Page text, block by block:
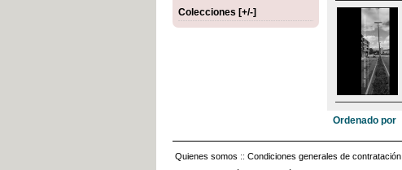
Colecciones [+/-]
Ordenado por
Quienes somos :: Condiciones generales de contratación